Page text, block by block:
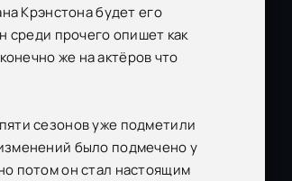
Крэнстона будет его
среди прочего опишет как
же на актёров что
сезонов уже подметили
было подмечено у
потом он стал настоящим